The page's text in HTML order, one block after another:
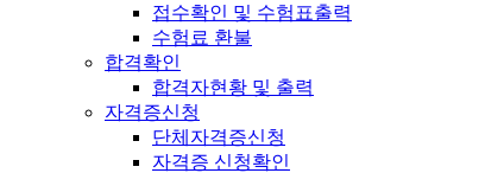
접수확인 및 수험표출력
수험료 환불
합격확인
합격자현황 및 출력
자격증신청
단체자격증신청
자격증 신청확인